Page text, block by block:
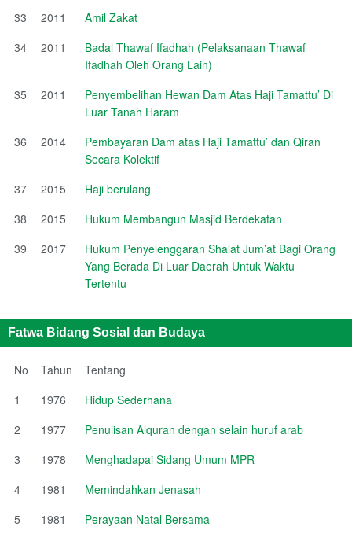
33 2011
Amil Zakat
34
2011
Badal Thawaf Ifadhah (Pelaksanaan Thawaf
Ifadhah Oleh Orang Lain)
35
2011
Penyembelihan Hewan Dam Atas Haji Tamattu’ Di
Luar Tanah Haram
36
2014
Pembayaran Dam atas Haji Tamattu’ dan Qiran
Secara Kolektif
37
2015
Haji berulang
38
2015
Hukum Membangun Masjid Berdekatan
39
2017
Hukum Penyelenggaran Shalat Jum’at Bagi Orang
Yang Berada Di Luar Daerah Untuk Waktu
Tertentu
Fatwa Bidang Sosial dan Budaya
No Tahun
Tentang
1
1976
Hidup Sederhana
2
1977
Penulisan Alquran dengan selain huruf arab
3
1978
Menghadapai Sidang Umum MPR
4
1981
Memindahkan Jenasah
5
1981
Perayaan Natal Bersama